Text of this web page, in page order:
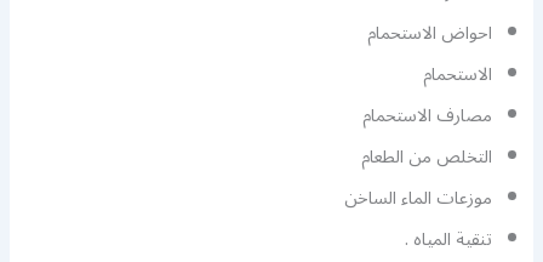
احواض الاستحمام
الاستحمام
مصارف الاستحمام
التخلص من الطعام
موزعات الماء الساخن
تنقية المياه .